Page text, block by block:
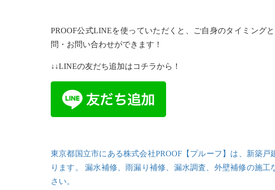
PROOF公式LINEを使っていただくと、ご自身のタイミング
問・お問い合わせができます！
↓↓LINEの友だち追加はコチラから！
東京都国立市にある株式会社PROOF【プルーフ】は、新築
ります。 漏水補修、雨漏り補修、漏水調査、外壁補修の施
さい。